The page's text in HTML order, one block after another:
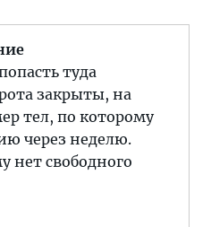
туда
закрыты, на
тел, по которому
через неделю.
нет свободного